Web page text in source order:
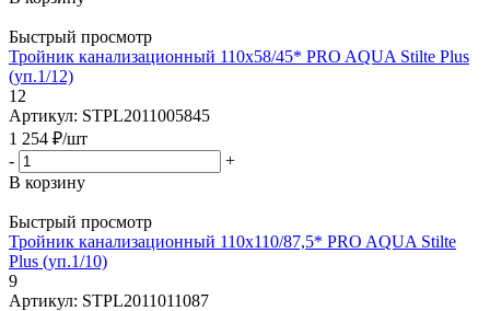
Быстрый просмотр
Тройник канализационный 110х58/45* PRO AQUA Stilte Plus
(уп.1/12)
12
Артикул: STPL2011005845
1 254 ₽/шт
-
+
В корзину
Быстрый просмотр
Тройник канализационный 110х110/87,5* PRO AQUA Stilte
Plus (уп.1/10)
9
Артикул: STPL2011011087